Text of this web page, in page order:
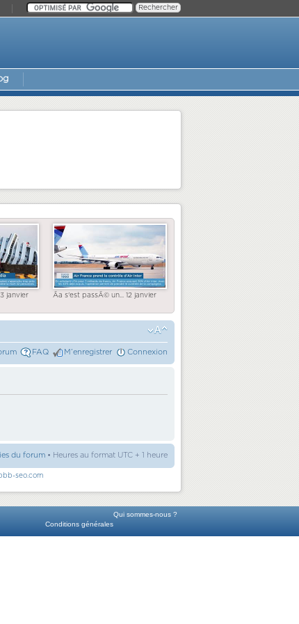
janvier Ãa s'est passÃ© un... 12 janvier
FAQ M’enregistrer Connexion
du forum • Heures au format UTC + 1 heure
seo.com
Qui sommes-nous ?
Conditions générales